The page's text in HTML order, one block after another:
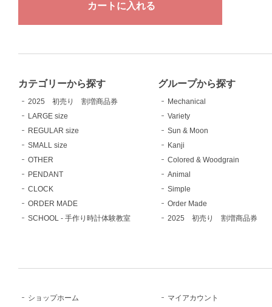
カテゴリーから探す
2025 初売り 割増商品券
LARGE size
REGULAR size
SMALL size
OTHER
PENDANT
CLOCK
ORDER MADE
SCHOOL - 手作り時計体験教室
グループから探す
Mechanical
Variety
Sun & Moon
Kanji
Colored & Woodgrain
Animal
Simple
Order Made
2025 初売り 割増商品券
ショップホーム
マイアカウント